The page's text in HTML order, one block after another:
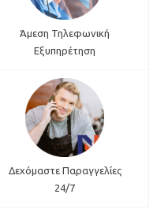
Άμεση Τηλεφωνική
Εξυπηρέτηση
Δεχόμαστε Παραγγελίες
24/7